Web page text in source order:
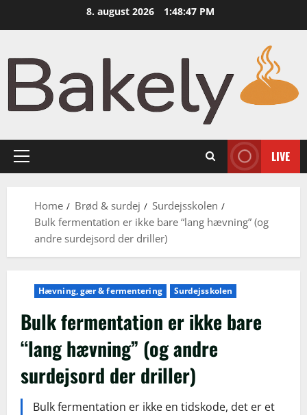
8. august 2026 1:48:49 PM
Primary
LIVE
Home Brød & surdej
Surdejsskolen
Bulk fermentation er ikke bare “lang hævning” (og
andre surdejsord der driller)
Hævning, gær & fermentering Surdejsskolen
Bulk fermentation er ikke bare
“lang hævning” (og andre
surdejsord der driller)
Bulk fermentation er ikke en tidskode, det er et